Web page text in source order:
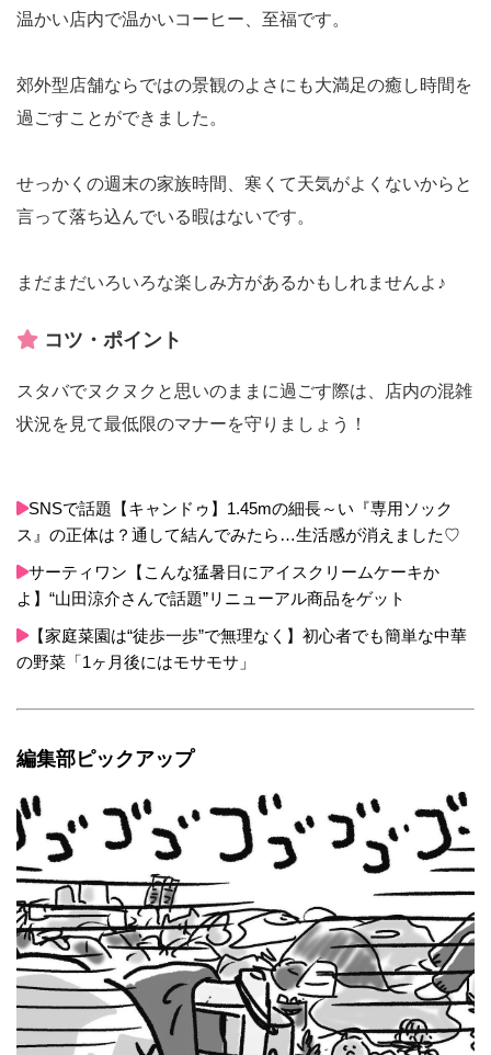
温かい店内で温かいコーヒー、至福です。
郊外型店舗ならではの景観のよさにも大満足の癒し時間を
過ごすことができました。
せっかくの週末の家族時間、寒くて天気がよくないからと
言って落ち込んでいる暇はないです。
まだまだいろいろな楽しみ方があるかもしれませんよ♪
コツ・ポイント
スタバでヌクヌクと思いのままに過ごす際は、店内の混雑
状況を見て最低限のマナーを守りましょう！
SNSで話題【キャンドゥ】1.45mの細長～い『専用ソック
ス』の正体は？通して結んでみたら…生活感が消えました♡
サーティワン【こんな猛暑日にアイスクリームケーキか
よ】“山田涼介さんで話題”リニューアル商品をゲット
【家庭菜園は“徒歩一歩”で無理なく】初心者でも簡単な中華
の野菜「1ヶ月後にはモサモサ」
編集部ピックアップ